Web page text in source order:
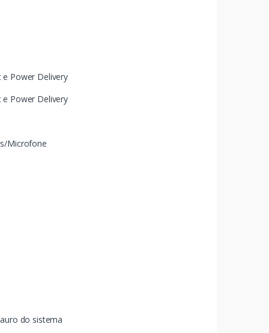
Power Delivery
Power Delivery
Microfone
do sistema